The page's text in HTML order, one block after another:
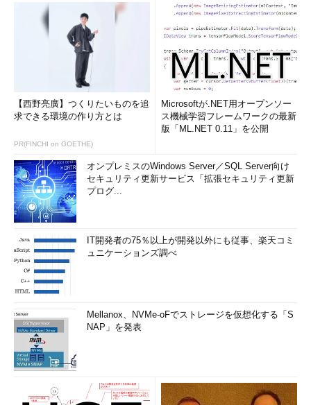
【西野亮廣】つくりたいものを追
求できる環境の作り方とは
PR(FINCHI on GOETHE)
Microsoftが.NET用オープンソー
ス機械学習フレームワークの最新
版「ML.NET 0.11」を公開
オンプレミスのWindows Server／SQL Server向け
セキュリティ更新サービス「拡張セキュリティ更新
プログ...
IT開発者の75％以上が開発以外にも従事、楽天コミ
ュニケーションズ調べ
Mellanox、NVMe-oFでストレージを仮想化する「S
NAP」を発表